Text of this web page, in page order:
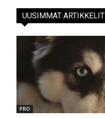
UUSIMMAT ARTIKKELIT
PRO